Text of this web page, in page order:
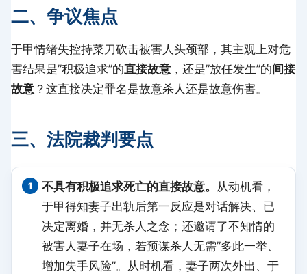
二、争议焦点
于甲情绪失控持菜刀砍击被害人头颈部，其主观上对危
害结果是”积极追求”的直接故意 ，还是”放任发生”的间接
故意 ？这直接决定罪名是故意杀人还是故意伤害。
三、法院裁判要点
不具有积极追求死亡的直接故意。 从动机看，
于甲得知妻子出轨后第一反应是对话解决、已
决定离婚，并无杀人之念；还邀请了不知情的
被害人妻子在场，若预谋杀人无需”多此一举、
增加失手风险”。从时机看，妻子两次外出、于